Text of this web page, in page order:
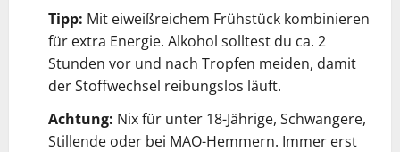
Tipp: Mit eiweißreichem Frühstück kombinieren
für extra Energie. Alkohol solltest du ca. 2
Stunden vor und nach Tropfen meiden, damit
der Stoffwechsel reibungslos läuft.
Achtung: Nix für unter 18-Jährige, Schwangere,
Stillende oder bei MAO-Hemmern. Immer erst